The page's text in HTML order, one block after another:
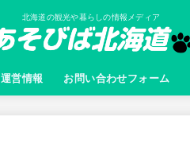
北海道の観光や暮らしの情報メディア
運営情報 お問い合わせフォーム